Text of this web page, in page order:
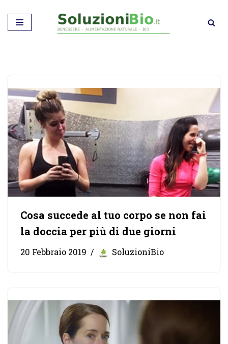
Vai
Cosa succede al tuo corpo se non fai
la doccia per più di due giorni
20 Febbraio 2019 SoluzioniBio